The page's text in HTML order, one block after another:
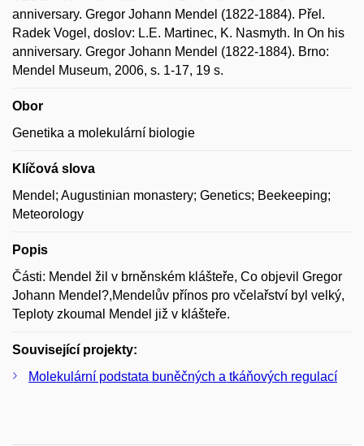
anniversary. Gregor Johann Mendel (1822-1884). Přel.
Radek Vogel, doslov: L.E. Martinec, K. Nasmyth. In On his
anniversary. Gregor Johann Mendel (1822-1884). Brno:
Mendel Museum, 2006, s. 1-17, 19 s.
Obor
Genetika a molekulární biologie
Klíčová slova
Mendel; Augustinian monastery; Genetics; Beekeeping;
Meteorology
Popis
Části: Mendel žil v brněnském klášteře, Co objevil Gregor
Johann Mendel?,Mendelův přínos pro včelařství byl velký,
Teploty zkoumal Mendel již v klášteře.
Související projekty:
Molekulární podstata buněčných a tkáňových regulací